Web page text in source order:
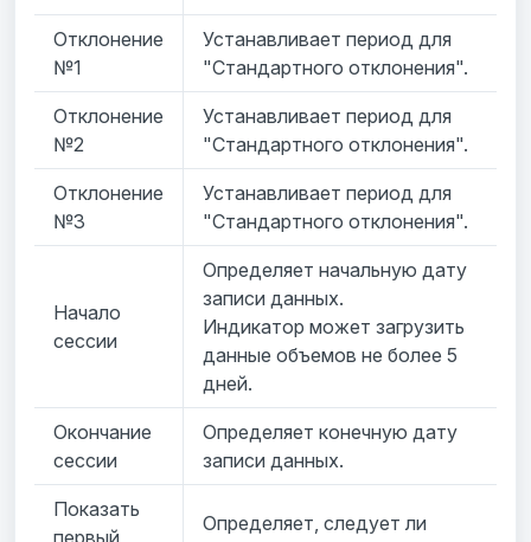
Отклонение
№1
Устанавливает период для
"Стандартного отклонения".
Отклонение
№2
Устанавливает период для
"Стандартного отклонения".
Отклонение
№3
Устанавливает период для
"Стандартного отклонения".
Начало
сессии
Определяет начальную дату
записи данных.
Индикатор может загрузить
данные объемов не более 5
дней.
Окончание
сессии
Определяет конечную дату
записи данных.
Показать
Определяет, следует ли